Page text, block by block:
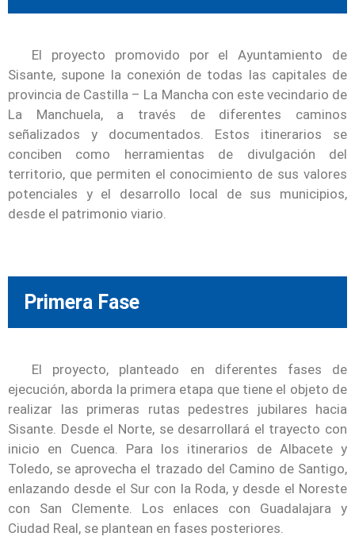
El proyecto promovido por el Ayuntamiento de
Sisante, supone la conexión de todas las capitales de
provincia de Castilla – La Mancha con este vecindario de
La Manchuela, a través de diferentes caminos
señalizados y documentados. Estos itinerarios se
conciben como herramientas de divulgación del
territorio, que permiten el conocimiento de sus valores
potenciales y el desarrollo local de sus municipios,
desde el patrimonio viario.
Primera Fase
El proyecto, planteado en diferentes fases de
ejecución, aborda la primera etapa que tiene el objeto de
realizar las primeras rutas pedestres jubilares hacia
Sisante. Desde el Norte, se desarrollará el trayecto con
inicio en Cuenca. Para los itinerarios de Albacete y
Toledo, se aprovecha el trazado del Camino de Santigo,
enlazando desde el Sur con la Roda, y desde el Noreste
con San Clemente. Los enlaces con Guadalajara y
Ciudad Real, se plantean en fases posteriores.